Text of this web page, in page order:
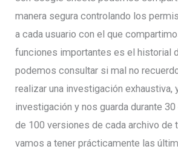
manera segura controlando los
a cada usuario con el que
funciones importantes es el historial
podemos consultar si mal no
realizar una investigación exhaustiva,
investigación y nos guarda durante
de 100 versiones de cada archivo de
vamos a tener prácticamente las